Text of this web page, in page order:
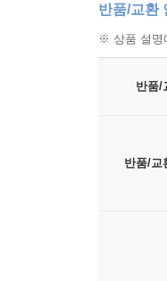
반품/교환
※ 상품 설명
반품/
반품/교